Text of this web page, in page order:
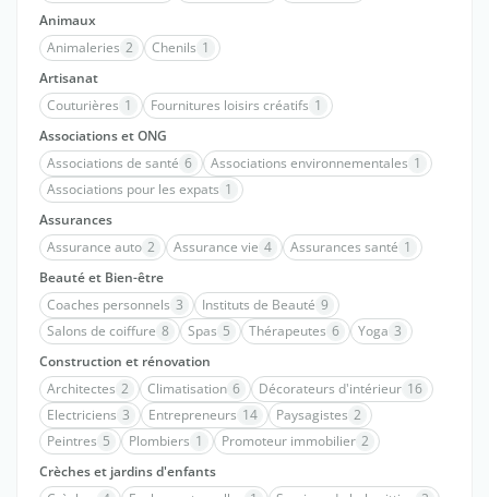
Animaux
Animaleries 2 Chenils 1
Artisanat
Couturières 1 Fournitures loisirs créatifs 1
Associations et ONG
Associations de santé 6 Associations environnementales 1
Associations pour les expats 1
Assurances
Assurance auto 2 Assurance vie 4 Assurances santé 1
Beauté et Bien-être
Coaches personnels 3 Instituts de Beauté 9
Salons de coiffure 8 Spas 5 Thérapeutes 6 Yoga 3
Construction et rénovation
Architectes 2 Climatisation 6 Décorateurs d'intérieur 16
Electriciens 3 Entrepreneurs 14 Paysagistes 2
Peintres 5 Plombiers 1 Promoteur immobilier 2
Crèches et jardins d'enfants